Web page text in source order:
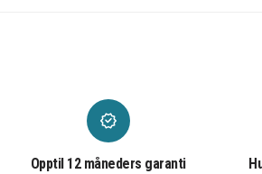
Opptil 12 måneders garanti